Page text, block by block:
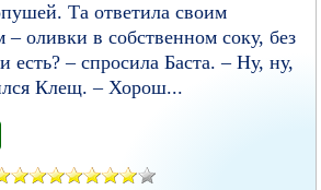
Та ответила своим
– оливки в собственном соку, без
есть? – спросила Баста. – Ну, ну,
Клещ. – Хорош...